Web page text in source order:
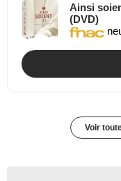
Ainsi
(DVD)
Voir